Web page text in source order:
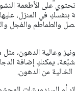
على الأطعمة
بنفسكِ في المنزل،
والطماطم والفجل
وعالية الدهون، مثل
يمكنكِ إضافة
الخالية من الدهون.